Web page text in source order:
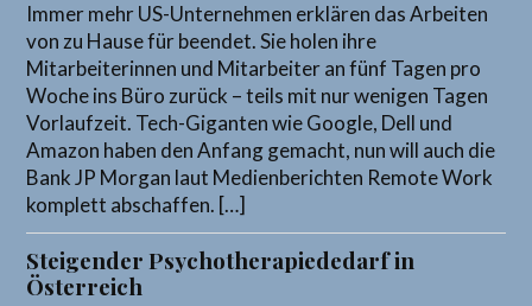
Immer mehr US-Unternehmen erklären das Arbeiten
von zu Hause für beendet. Sie holen ihre
Mitarbeiterinnen und Mitarbeiter an fünf Tagen pro
Woche ins Büro zurück – teils mit nur wenigen Tagen
Vorlaufzeit. Tech-Giganten wie Google, Dell und
Amazon haben den Anfang gemacht, nun will auch die
Bank JP Morgan laut Medienberichten Remote Work
komplett abschaffen. […]
Steigender Psychotherapiededarf in
Österreich